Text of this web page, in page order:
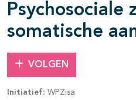
Psychosociale
somatische
VOLGEN
Initiatief: WPZisa